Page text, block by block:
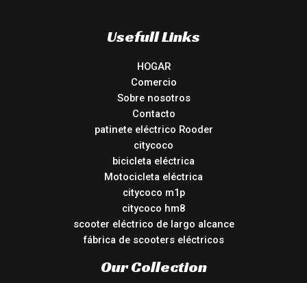
Usefull Links
HOGAR
Comercio
Sobre nosotros
Contacto
patinete eléctrico Rooder
citycoco
bicicleta eléctrica
Motocicleta eléctrica
citycoco m1p
citycoco hm8
scooter eléctrico de largo alcance
fábrica de scooters eléctricos
Our Collection